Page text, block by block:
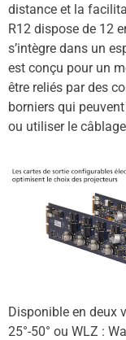
distance et la
R12 dispose de 12
s’intègre dans un
est conçu pour un
être reliés par des
borniers qui
ou utiliser le
Disponible en deux
25°-50° ou WLZ :